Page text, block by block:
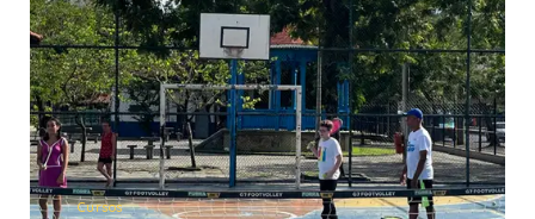
Cursos